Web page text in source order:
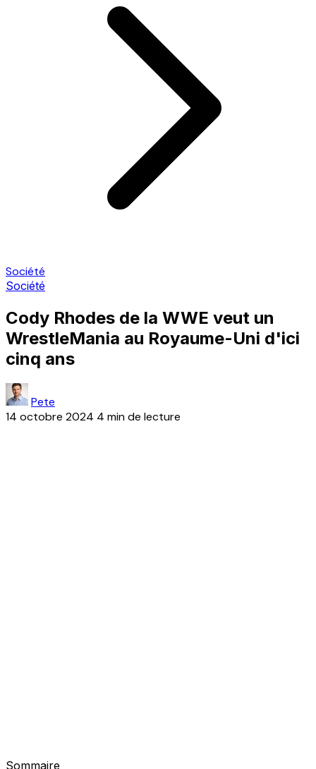
Société
Société
Cody Rhodes de la WWE veut un
WrestleMania au Royaume-Uni d'ici
cinq ans
Pete
14 octobre 2024 4 min de lecture
Sommaire